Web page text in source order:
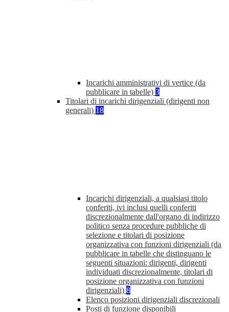
Incarichi amministrativi di vertice (da
pubblicare in tabelle) 3
Titolari di incarichi dirigenziali (dirigenti non
generali) 18
Incarichi dirigenziali, a qualsiasi titolo
conferiti, ivi inclusi quelli conferiti
discrezionalmente dall'organo di indirizzo
politico senza procedure pubbliche di
selezione e titolari di posizione
organizzativa con funzioni dirigenziali (da
pubblicare in tabelle che distinguano le
seguenti situazioni: dirigenti, dirigenti
individuati discrezionalmente, titolari di
posizione organizzativa con funzioni
dirigenziali) 8
Elenco posizioni dirigenziali discrezionali
Posti di funzione disponibili